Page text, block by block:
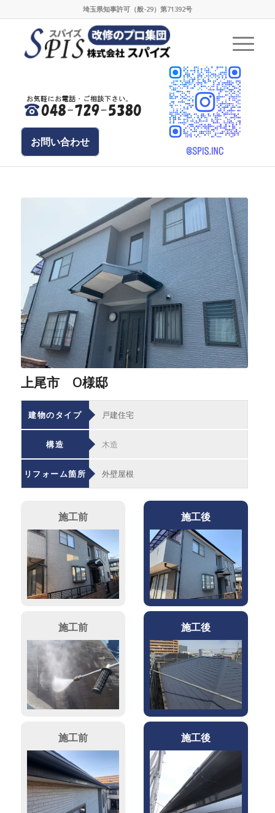
埼玉県知事許可（般-29）第71392号
お問い合わせ
上尾市 O様邸
建物のタイプ 戸建住宅
構造 木造
リフォーム箇所 外壁屋根
施工前 施工後
施工前 施工後
施工前 施工後